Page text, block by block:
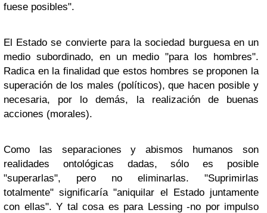
fuese posibles".
El Estado se convierte para la sociedad burguesa en un
medio subordinado, en un medio "para los hombres".
Radica en la finalidad que estos hombres se proponen la
superación de los males (políticos), que hacen posible y
necesaria, por lo demás, la realización de buenas
acciones (morales).
Como las separaciones y abismos humanos son
realidades ontológicas dadas, sólo es posible
"superarlas", pero no eliminarlas. "Suprimirlas
totalmente" significaría "aniquilar el Estado juntamente
con ellas". Y tal cosa es para Lessing -no por impulso